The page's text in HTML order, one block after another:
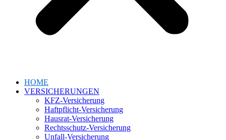
HOME
VERSICHERUNGEN
KFZ-Versicherung
Haftpflicht-Versicherung
Hausrat-Versicherung
Rechtsschutz-Versicherung
Unfall-Versicherung